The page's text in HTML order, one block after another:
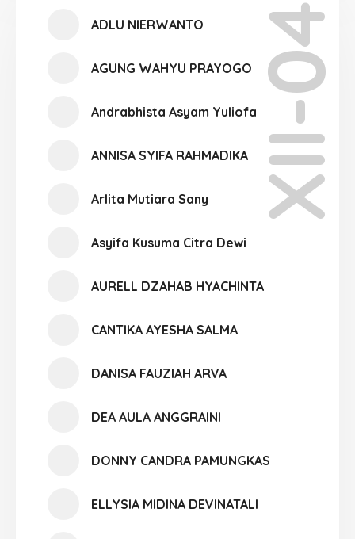
XII-04
ADLU NIERWANTO
AGUNG WAHYU PRAYOGO
Andrabhista Asyam Yuliofa
ANNISA SYIFA RAHMADIKA
Arlita Mutiara Sany
Asyifa Kusuma Citra Dewi
AURELL DZAHAB HYACHINTA
CANTIKA AYESHA SALMA
DANISA FAUZIAH ARVA
DEA AULA ANGGRAINI
DONNY CANDRA PAMUNGKAS
ELLYSIA MIDINA DEVINATALI